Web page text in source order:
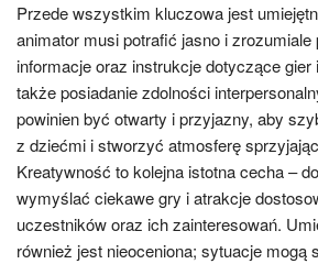
Przede wszystkim kluczowa jest
animator musi potrafić jasno i
informacje oraz instrukcje dotyczące gier
także posiadanie zdolności
powinien być otwarty i przyjazny, aby
z dziećmi i stworzyć atmosferę
Kreatywność to kolejna istotna cecha –
wymyślać ciekawe gry i atrakcje
uczestników oraz ich zainteresowań.
również jest nieoceniona; sytuacje mogą